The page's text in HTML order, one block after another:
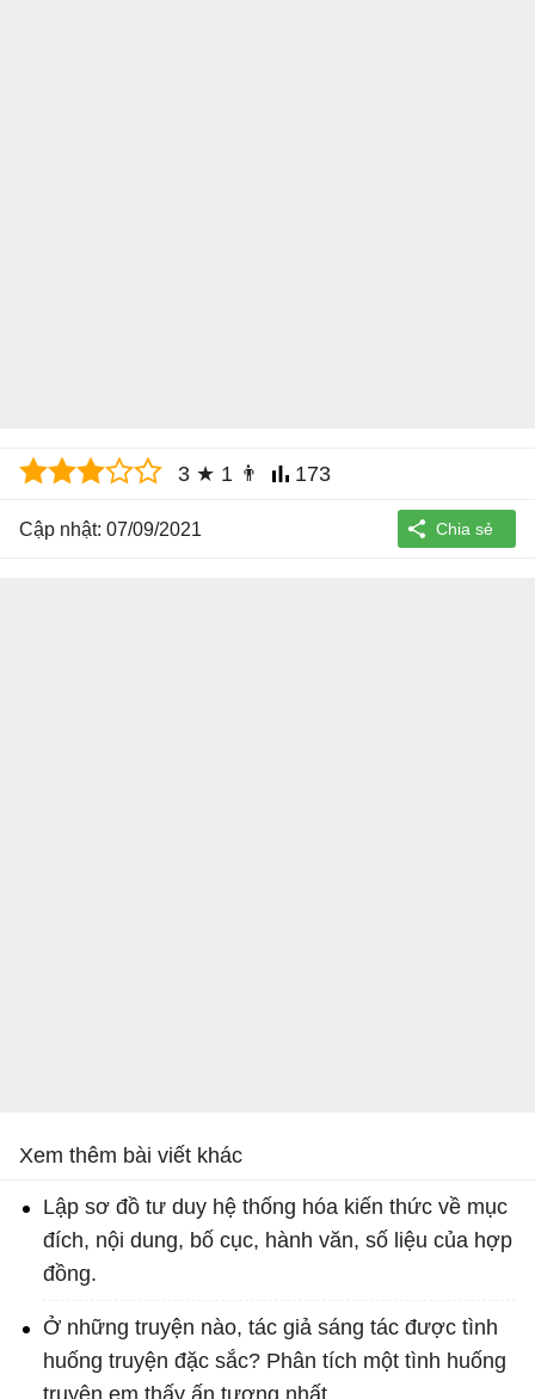
3 ★ 1 👨 173
Cập nhật: 07/09/2021
Xem thêm bài viết khác
Lập sơ đồ tư duy hệ thống hóa kiến thức về mục
đích, nội dung, bố cục, hành văn, số liệu của hợp
đồng.
Ở những truyện nào, tác giả sáng tác được tình
huống truyện đặc sắc? Phân tích một tình huống